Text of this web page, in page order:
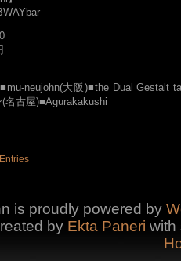
neujohn(大阪)■the Dual Gestalt
名古屋)■Agurakakushi
is proudly powered by
by Ekta Paneri with